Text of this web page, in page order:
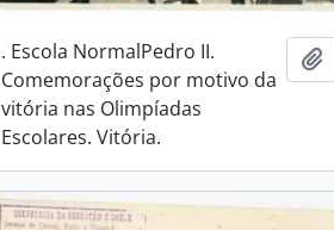
. Escola NormalPedro II.
Comemorações por motivo da
vitória nas Olimpíadas
Escolares. Vitória.